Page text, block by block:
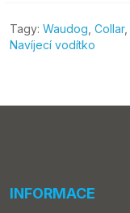
Tagy: Waudog Collar,
Navíjecí vodítko
INFORMACE